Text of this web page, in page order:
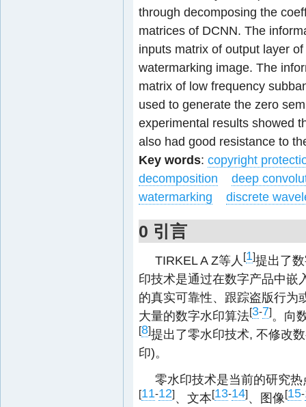
through decomposing the
matrices of DCNN. The
inputs matrix of output layer
watermarking image. The
matrix of low frequency
used to generate the zero
experimental results showed
also had good resistance to
Key words: copyright
decomposition
deep
watermarking
discrete
0 引言
TIRKEL A Z等人 [1]提出了
印技术是通过在数字产品中嵌
的真实可靠性、跟踪盗版行为
大量的数字水印算法[3-7]。向
[8]提出了零水印技术, 不修改
印)。
零水印技术是当前的研究
[11-12]、文本[13-14]、图像[15-